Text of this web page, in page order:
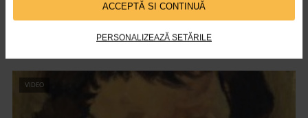
ACCEPTĂ SI CONTINUĂ
PERSONALIZEAZĂ SETĂRILE
ARTS and ARTISTS. Floriama Cândea –
VIDEO